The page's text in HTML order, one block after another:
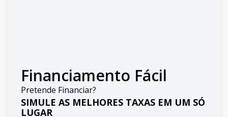
Financiamento Fácil
Pretende Financiar?
SIMULE AS MELHORES TAXAS EM UM SÓ
LUGAR